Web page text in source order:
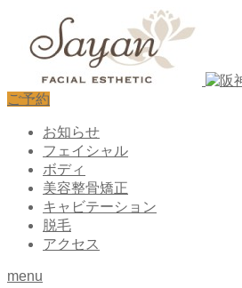
ご予約
お知らせ
フェイシャル
ボディ
美容整骨矯正
キャビテーション
脱毛
アクセス
menu